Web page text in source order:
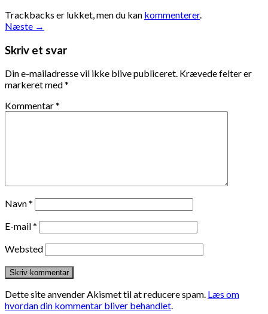
Trackbacks er lukket, men du kan kommenterer.
Næste →
Skriv et svar
Din e-mailadresse vil ikke blive publiceret. Krævede felter er
markeret med*
Kommentar*
Navn*
E-mail*
Websted
Dette site anvender Akismet til at reducere spam. Læs om
hvordan din kommentar bliver behandlet.